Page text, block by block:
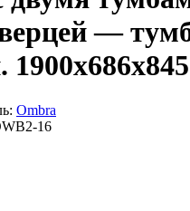
—
Ombra
16